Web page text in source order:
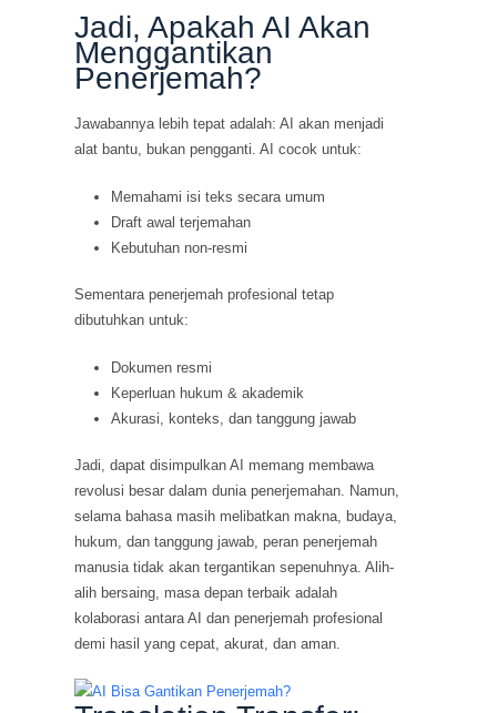
Jadi, Apakah AI Akan
Menggantikan
Penerjemah?
Jawabannya lebih tepat adalah: AI akan menjadi
alat bantu, bukan pengganti. AI cocok untuk:
Memahami isi teks secara umum
Draft awal terjemahan
Kebutuhan non-resmi
Sementara penerjemah profesional tetap
dibutuhkan untuk:
Dokumen resmi
Keperluan hukum & akademik
Akurasi, konteks, dan tanggung jawab
Jadi, dapat disimpulkan AI memang membawa
revolusi besar dalam dunia penerjemahan. Namun,
selama bahasa masih melibatkan makna, budaya,
hukum, dan tanggung jawab, peran penerjemah
manusia tidak akan tergantikan sepenuhnya. Alih-
alih bersaing, masa depan terbaik adalah
kolaborasi antara AI dan penerjemah profesional
demi hasil yang cepat, akurat, dan aman.